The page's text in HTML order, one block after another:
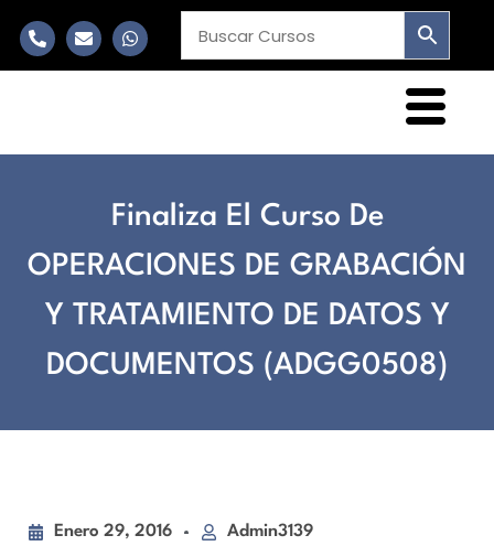
Finaliza El Curso De
OPERACIONES DE GRABACIÓN
Y TRATAMIENTO DE DATOS Y
DOCUMENTOS (ADGG0508)
Enero 29, 2016 Admin3139